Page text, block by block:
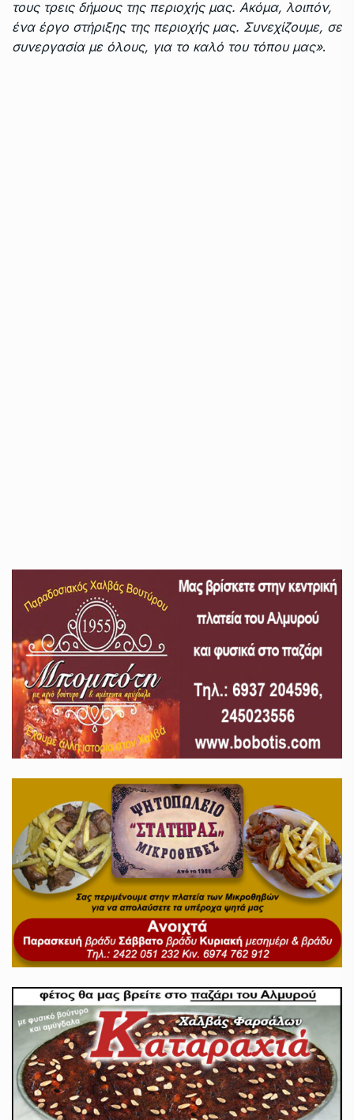
τους τρεις δήμους της περιοχής μας. Ακόμα, λοιπόν,
ένα έργο στήριξης της περιοχής μας. Συνεχίζουμε, σε
συνεργασία με όλους, για το καλό του τόπου μας».